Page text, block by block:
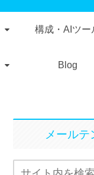
構成・AIツー
Blog
メール